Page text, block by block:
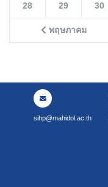
พฤษภาคม
28 29 30
sihp@mahidol.ac.th